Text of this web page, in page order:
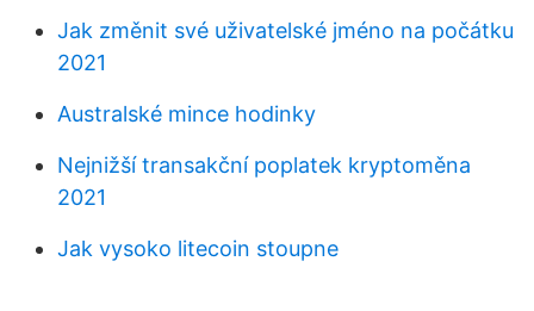
Jak změnit své uživatelské jméno na počátku
2021
Australské mince hodinky
Nejnižší transakční poplatek kryptoměna
2021
Jak vysoko litecoin stoupne